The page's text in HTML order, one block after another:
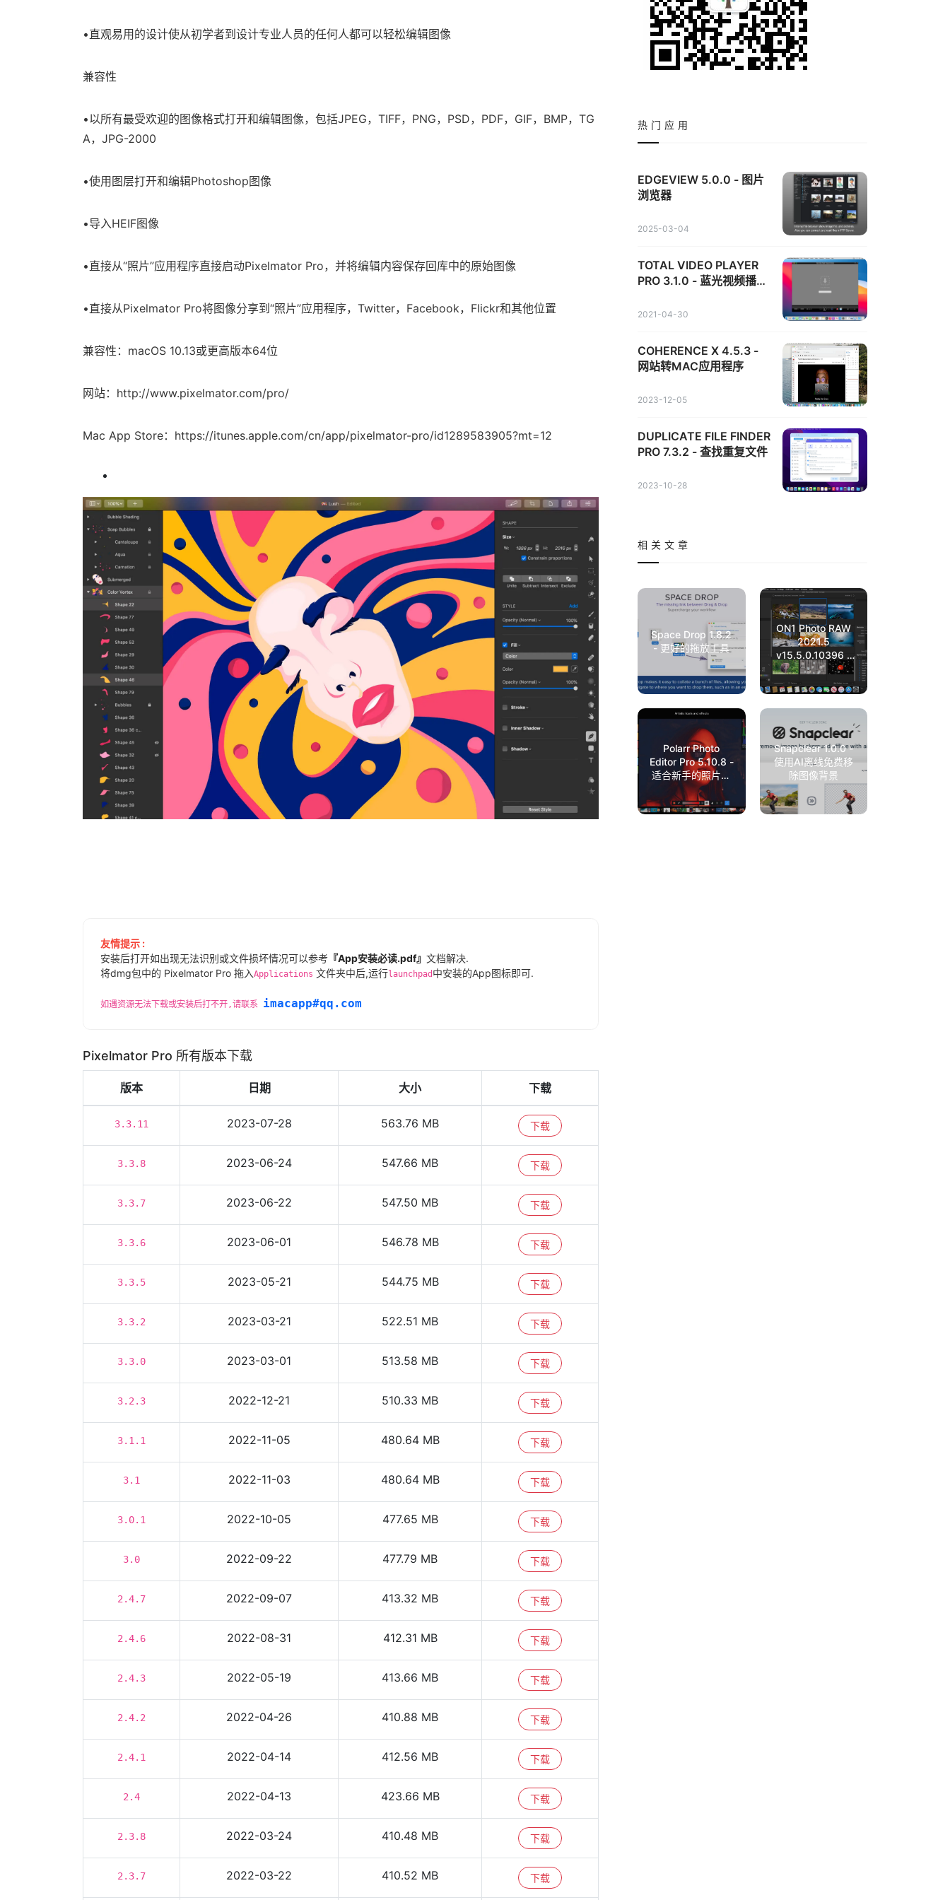
•直观易用的设计使从初学者到设计专业人员的任何人都可以轻松编辑图像
兼容性
•以所有最受欢迎的图像格式打开和编辑图像，包括JPEG，TIFF，PNG，PSD，PDF，GIF，BMP，TG
A，JPG-2000
•使用图层打开和编辑Photoshop图像
•导入HEIF图像
•直接从“照片”应用程序直接启动Pixelmator Pro，并将编辑内容保存回库中的原始图像
•直接从Pixelmator Pro将图像分享到“照片”应用程序，Twitter，Facebook，Flickr和其他位置
兼容性：macOS 10.13或更高版本64位
网站：http://www.pixelmator.com/pro/
Mac App Store：https://itunes.apple.com/cn/app/pixelmator-pro/id1289583905?mt=12
友情提示 :
安装后打开如出现无法识别或文件损坏情况可以参考 『App安装必读.pdf』 文档解决.
将dmg包中的 Pixelmator Pro 拖入Applications 文件夹中后,运行launchpad 中安装的App图标即可.
如遇资源无法下载或安装后打不开,请联系 imacapp#qq.com
Pixelmator Pro 所有版本下载
版本 日期 大小 下载
3.3.11 2023-07-28 563.76 MB 下载
3.3.8 2023-06-24 547.66 MB 下载
3.3.7 2023-06-22 547.50 MB 下载
3.3.6 2023-06-01 546.78 MB 下载
3.3.5 2023-05-21 544.75 MB 下载
3.3.2 2023-03-21 522.51 MB 下载
3.3.0 2023-03-01 513.58 MB 下载
3.2.3 2022-12-21 510.33 MB 下载
3.1.1 2022-11-05 480.64 MB 下载
3.1 2022-11-03 480.64 MB 下载
3.0.1 2022-10-05 477.65 MB 下载
3.0 2022-09-22 477.79 MB 下载
2.4.7 2022-09-07 413.32 MB 下载
2.4.6 2022-08-31 412.31 MB 下载
2.4.3 2022-05-19 413.66 MB 下载
2.4.2 2022-04-26 410.88 MB 下载
2.4.1 2022-04-14 412.56 MB 下载
2.4 2022-04-13 423.66 MB 下载
2.3.8 2022-03-24 410.48 MB 下载
2.3.7 2022-03-22 410.52 MB 下载
热门应用
EDGEVIEW 5.0.0 - 图片
浏览器
2025-03-04
TOTAL VIDEO PLAYER
PRO 3.1.0 - 蓝光视频播放
2021-04-30
COHERENCE X 4.5.3 -
网站转MAC应用程序
2023-12-05
DUPLICATE FILE FINDER
PRO 7.3.2 - 查找重复文件
2023-10-28
相关文章
Space Drop 1.8.2
- 更好的拖放工具
ON1 Photo RAW
2021.5
v15.5.0.10396 -
照片查看&处理
Polarr Photo
Editor Pro 5.10.8 -
适合新手的照片编
辑工具
Snapclear 1.0.0 -
使用AI离线免费移
除图像背景